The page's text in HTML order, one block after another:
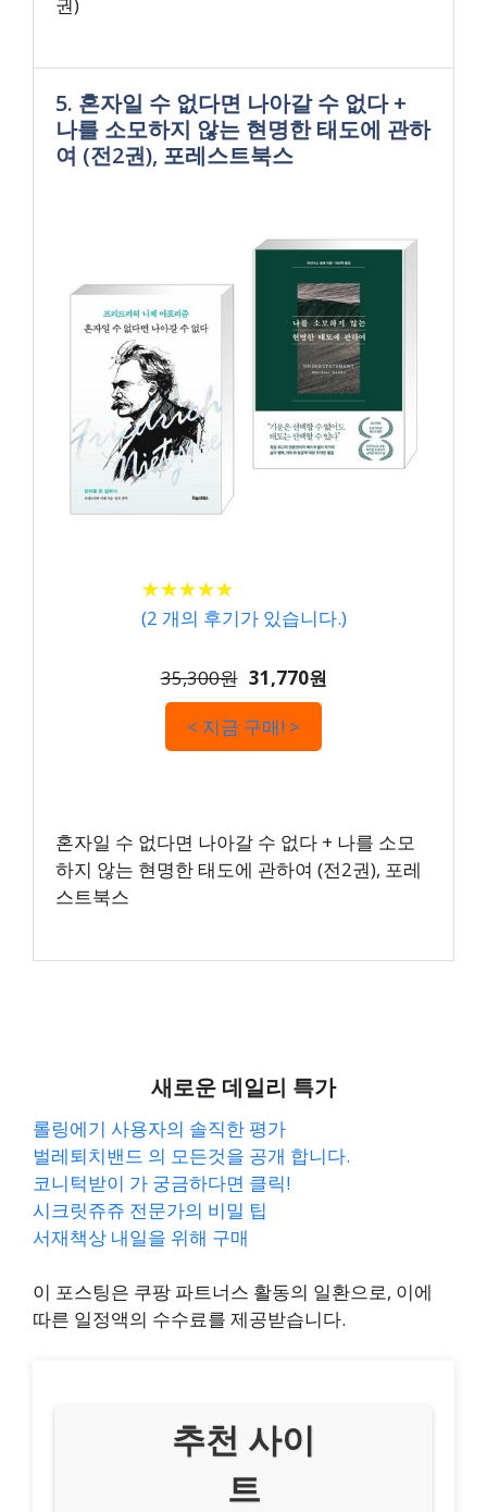
5. 혼자일 수 없다면 나아갈 수 없다 +
나를 소모하지 않는 현명한 태도에 관하
여 (전2권), 포레스트북스
★★★★★
★★★★★
(2 개의 후기가 있습니다.)
35,300원 31,770원
< 지금 구매! >
혼자일 수 없다면 나아갈 수 없다 + 나를 소모
하지 않는 현명한 태도에 관하여 (전2권), 포레
스트북스
새로운 데일리 특가
롤링에기 사용자의 솔직한 평가
벌레퇴치밴드 의 모든것을 공개 합니다.
코니턱받이 가 궁금하다면 클릭!
시크릿쥬쥬 전문가의 비밀 팁
서재책상 내일을 위해 구매
이 포스팅은 쿠팡 파트너스 활동의 일환으로, 이에
따른 일정액의 수수료를 제공받습니다.
추천 사이
트